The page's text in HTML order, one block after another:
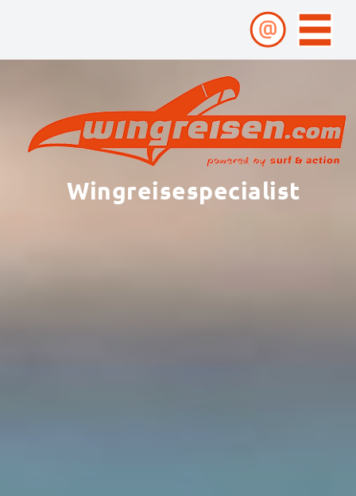
Wingreisespecialist